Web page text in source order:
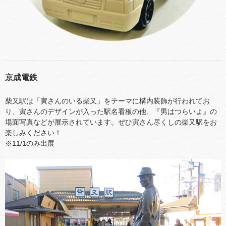
京成電鉄
柴又駅は「寅さんのいる柴又」をテーマに構内装飾が行われてお
り、寅さんのデザインが入った駅名看板の他、『男はつらいよ』の
場面写真などが展示されています。ぜひ寅さん尽くしの柴又駅をお
楽しみください！
※11/1のみ出展